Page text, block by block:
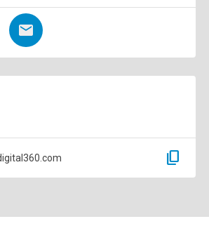
content_copy